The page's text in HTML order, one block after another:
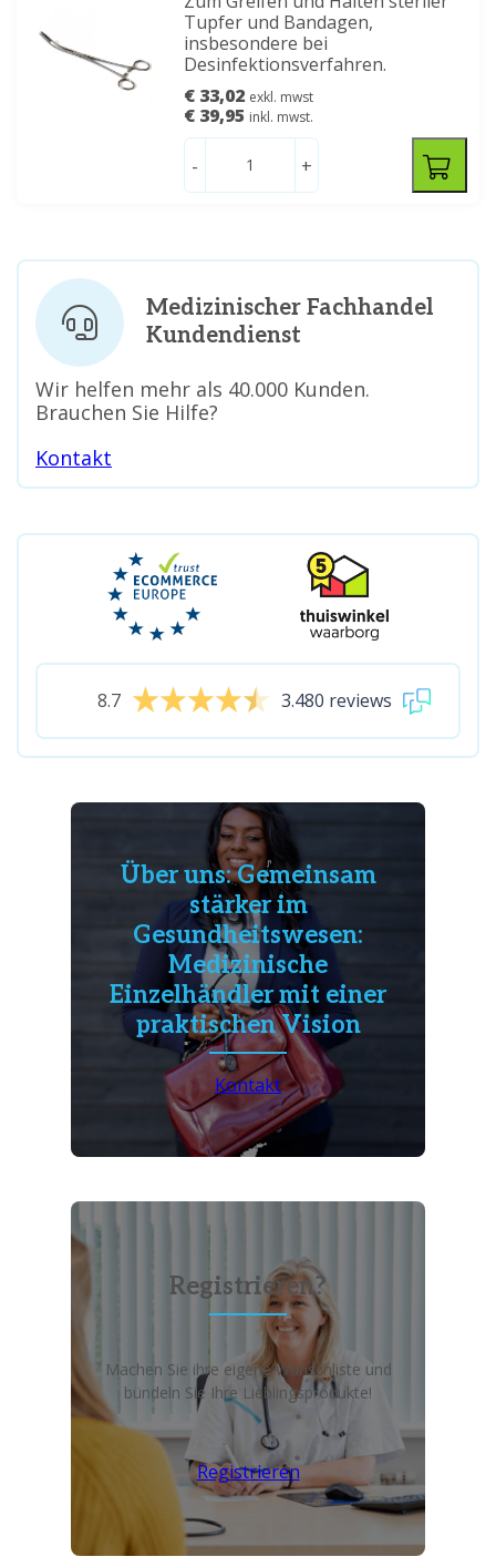
Tupfer und Bandagen,
insbesondere bei
Desinfektionsverfahren.
€ 33,02 exkl. mwst
€ 39,95 inkl. mwst.
- +
Medizinischer Fachhandel
Kundendienst
Wir helfen mehr als 40.000 Kunden.
Brauchen Sie Hilfe?
Kontakt
8.7 3.480 reviews
Über uns: Gemeinsam
stärker im
Gesundheitswesen:
Medizinische
Einzelhändler mit einer
praktischen Vision
Kontakt
Registrieren?
Machen Sie ihre eigene Wunschliste und
bündeln Sie Ihre Lieblingsprodukte!
Registrieren